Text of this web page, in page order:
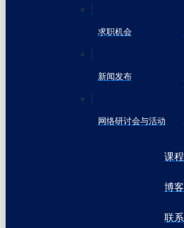
求职机会
新闻发布
网络研讨会与活动
课程
博客
联系